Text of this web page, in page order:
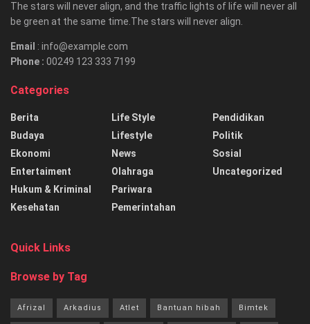
The stars will never align, and the traffic lights of life will never all
be green at the same time.The stars will never align.
Email : info@example.com
Phone : 00249 123 333 7199
Categories
Berita
Budaya
Ekonomi
Entertaiment
Hukum & Kriminal
Kesehatan
Life Style
Lifestyle
News
Olahraga
Pariwara
Pemerintahan
Pendidikan
Politik
Sosial
Uncategorized
Quick Links
Browse by Tag
Afrizal Arkadius Atlet Bantuan hibah Bimtek